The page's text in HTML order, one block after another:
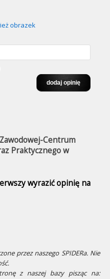
obrazek
Centrum
Praktycznego w
wyrazić opinię na
przez naszego SPIDERa. Nie
z naszej bazy pisząc na: